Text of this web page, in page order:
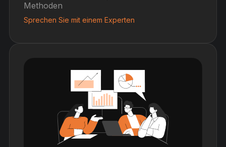
Methoden
Sprechen Sie mit einem Experten